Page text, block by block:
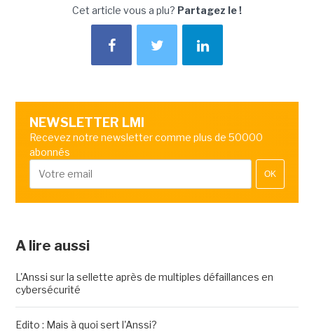
Cet article vous a plu? Partagez le !
NEWSLETTER LMI
Recevez notre newsletter comme plus de 50000
abonnés
OK
A lire aussi
L'Anssi sur la sellette après de multiples défaillances en
cybersécurité
Edito : Mais à quoi sert l'Anssi?